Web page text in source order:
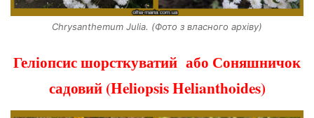
Chrysanthemum Julia. (Фото з власного архіву)
Геліопсис шорсткуватий або Соняшничок
садовий (Heliopsis Helianthoides)